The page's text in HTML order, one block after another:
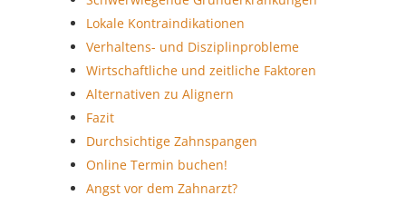
Lokale Kontraindikationen
Verhaltens- und Disziplinprobleme
Wirtschaftliche und zeitliche Faktoren
Alternativen zu Alignern
Fazit
Durchsichtige Zahnspangen
Online Termin buchen!
Angst vor dem Zahnarzt?